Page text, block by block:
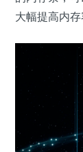
大幅提高内存